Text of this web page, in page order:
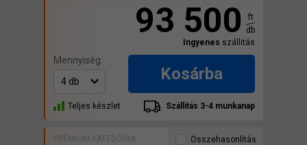
93 500
ft
db
Ingyenes szállitás
Mennyiség:
Kosárba
Teljes készlet Szállítás 3-4 munkanap
PRÉMIUM KATEGÓRIA Összehasonlítás